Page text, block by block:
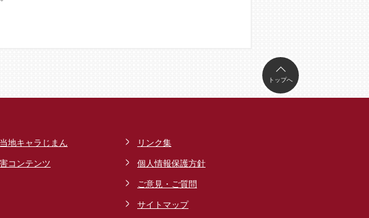
トップへ
地キャラじまん
コンテンツ
リンク集
個人情報保護方針
ご意見・ご質問
サイトマップ